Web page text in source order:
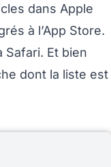
dans Apple
à l’App Store.
Et bien
dont la liste est